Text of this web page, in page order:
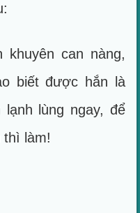
khuyên can nàng,
biết được hắn là
lạnh lùng ngay, để
thì làm!